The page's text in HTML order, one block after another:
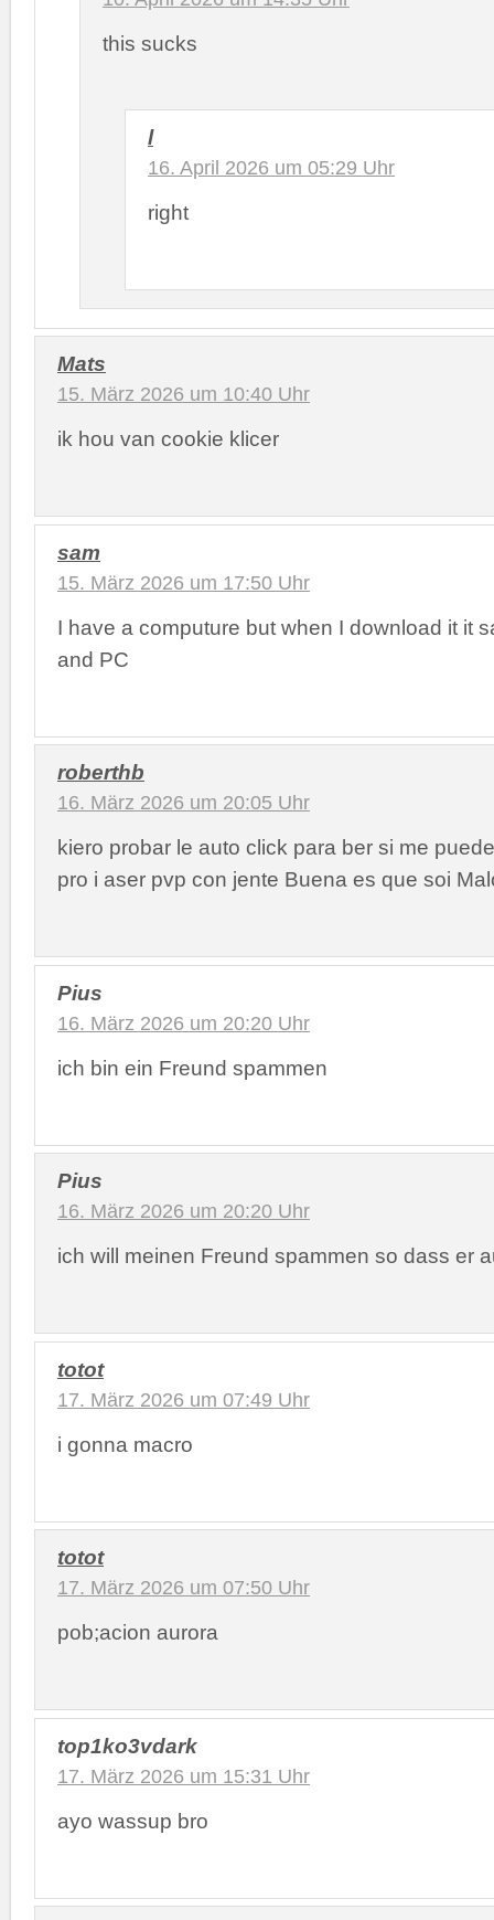
this sucks
l
16. April 2026 um 05:29 Uhr
right
Mats
15. März 2026 um 10:40 Uhr
ik hou van cookie klicer
sam
15. März 2026 um 17:50 Uhr
I have a computure but when I download it it
and PC
roberthb
16. März 2026 um 20:05 Uhr
kiero probar le auto click para ber si me
pro i aser pvp con jente Buena es que soi
Pius
16. März 2026 um 20:20 Uhr
ich bin ein Freund spammen
Pius
16. März 2026 um 20:20 Uhr
ich will meinen Freund spammen so dass er
totot
17. März 2026 um 07:49 Uhr
i gonna macro
totot
17. März 2026 um 07:50 Uhr
pob;acion aurora
top1ko3vdark
17. März 2026 um 15:31 Uhr
ayo wassup bro